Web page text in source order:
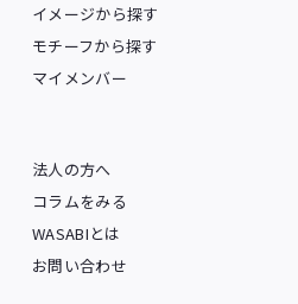
イメージから探す
モチーフから探す
マイメンバー
法人の方へ
コラムをみる
WASABIとは
お問い合わせ